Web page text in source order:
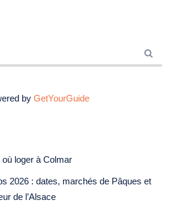
by GetYourGuide
loger à Colmar
2026 : dates, marchés de Pâques et
de l’Alsace